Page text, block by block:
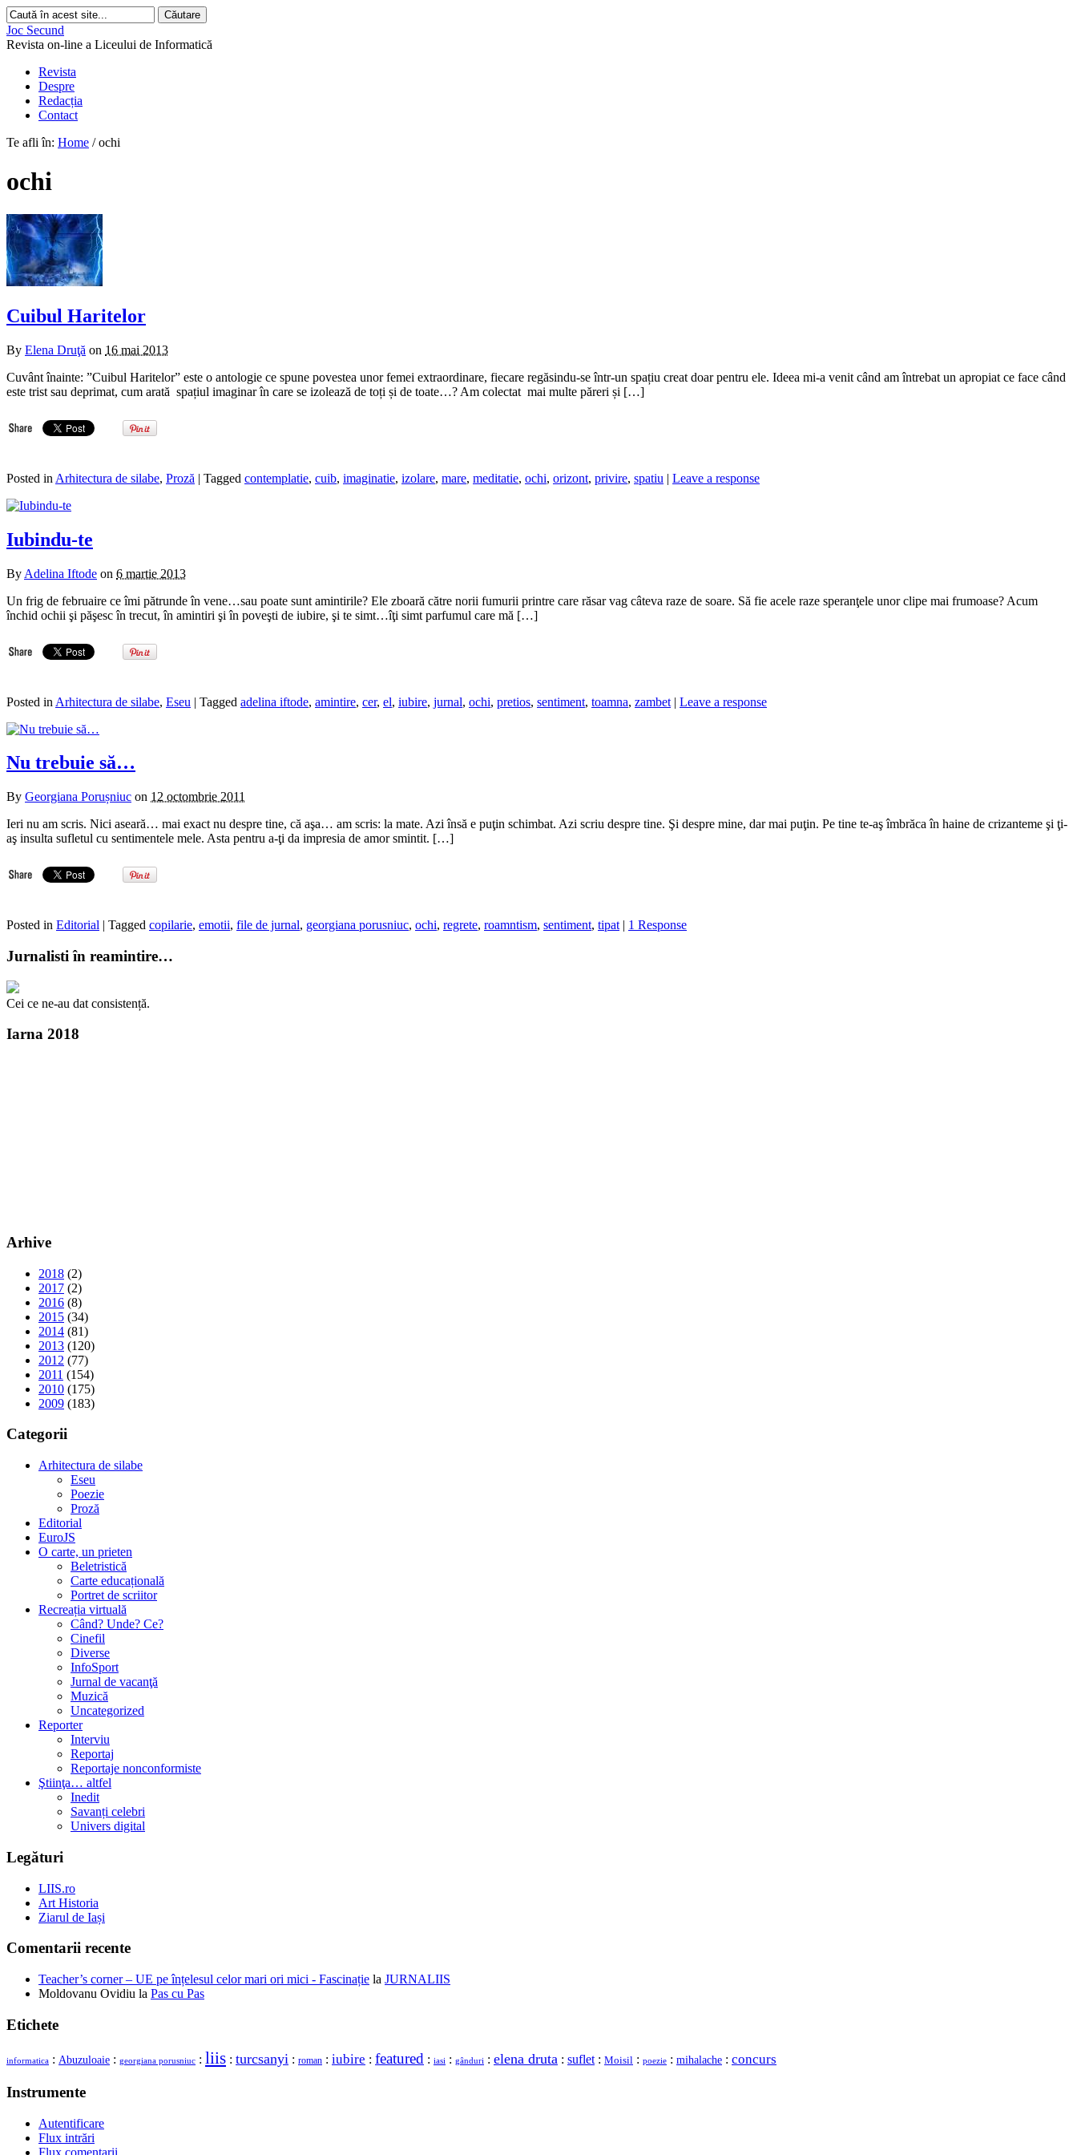
Joc Secund
Revista on-line a Liceului de Informatică
Revista
Despre
Redacția
Contact
Te afli în: Home / ochi
ochi
Cuibul Haritelor
By Elena Druţă on 16 mai 2013
Cuvânt înainte: ”Cuibul Haritelor” este o antologie ce spune povestea unor femei extraordinare, fiecare regăsindu-se într-un spațiu creat doar pentru ele. Ideea mi-a venit când am întrebat un apropiat ce face când
este trist sau deprimat, cum arată spațiul imaginar în care se izolează de toți și de toate…? Am colectat mai multe păreri și […]
Posted in Arhitectura de silabe, Proză | Tagged contemplatie, cuib, imaginatie, izolare, mare, meditatie, ochi, orizont, privire, spatiu | Leave a response
Iubindu-te
By Adelina Iftode on 6 martie 2013
Un frig de februaire ce îmi pătrunde în vene…sau poate sunt amintirile? Ele zboară către norii fumurii printre care răsar vag câteva raze de soare. Să fie acele raze speranţele unor clipe mai frumoase? Acum
închid ochii şi păşesc în trecut, în amintiri şi în poveşti de iubire, şi te simt…îţi simt parfumul care mă […]
Posted in Arhitectura de silabe, Eseu | Tagged adelina iftode, amintire, cer, el, iubire, jurnal, ochi, pretios, sentiment, toamna, zambet | Leave a response
Nu trebuie să…
By Georgiana Porușniuc on 12 octombrie 2011
Ieri nu am scris. Nici aseară… mai exact nu despre tine, că aşa… am scris: la mate. Azi însă e puţin schimbat. Azi scriu despre tine. Şi despre mine, dar mai puţin. Pe tine te-aş îmbrăca în haine de crizanteme şi ţi-
aş insulta sufletul cu sentimentele mele. Asta pentru a-ţi da impresia de amor smintit. […]
Posted in Editorial | Tagged copilarie, emotii, file de jurnal, georgiana porusniuc, ochi, regrete, roamntism, sentiment, tipat | 1 Response
Jurnalisti în reamintire…
Cei ce ne-au dat consistență.
Iarna 2018
Arhive
2018 (2)
2017 (2)
2016 (8)
2015 (34)
2014 (81)
2013 (120)
2012 (77)
2011 (154)
2010 (175)
2009 (183)
Categorii
Arhitectura de silabe
Eseu
Poezie
Proză
Editorial
EuroJS
O carte, un prieten
Beletristică
Carte educațională
Portret de scriitor
Recreația virtuală
Când? Unde? Ce?
Cinefil
Diverse
InfoSport
Jurnal de vacanţă
Muzică
Uncategorized
Reporter
Interviu
Reportaj
Reportaje nonconformiste
Ştiinţa… altfel
Inedit
Savanți celebri
Univers digital
Legături
LIIS.ro
Art Historia
Ziarul de Iași
Comentarii recente
Teacher’s corner – UE pe înțelesul celor mari ori mici - Fascinație la JURNALIIS
Moldovanu Ovidiu la Pas cu Pas
Etichete
informatica : Abuzuloaie : georgiana porusniuc : liis : turcsanyi : roman : iubire : featured : iasi : gânduri : elena druta : suflet : Moisil : poezie : mihalache : concurs
Instrumente
Autentificare
Flux intrări
Flux comentarii